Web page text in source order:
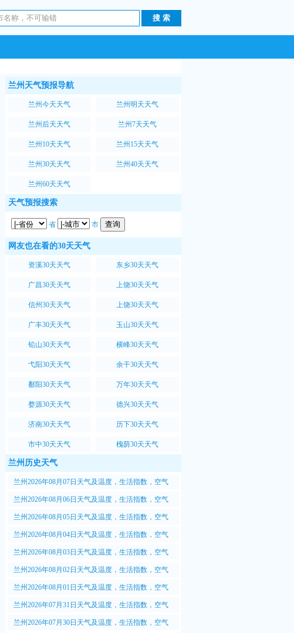
兰州天气预报导航
兰州今天天气 兰州明天天气
兰州后天天气 兰州7天天气
兰州10天天气 兰州15天天气
兰州30天天气 兰州40天天气
兰州60天天气
天气预报搜索
省 市
网友也在看的30天天气
资溪30天天气 东乡30天天气
广昌30天天气 上饶30天天气
信州30天天气 上饶30天天气
广丰30天天气 玉山30天天气
铅山30天天气 横峰30天天气
弋阳30天天气 余干30天天气
鄱阳30天天气 万年30天天气
婺源30天天气 德兴30天天气
济南30天天气 历下30天天气
市中30天天气 槐荫30天天气
兰州历史天气
兰州2026年08月07日天气及温度，生活指数，空气
PM2.5质量情况
兰州2026年08月06日天气及温度，生活指数，空气
PM2.5质量情况
兰州2026年08月05日天气及温度，生活指数，空气
PM2.5质量情况
兰州2026年08月04日天气及温度，生活指数，空气
PM2.5质量情况
兰州2026年08月03日天气及温度，生活指数，空气
PM2.5质量情况
兰州2026年08月02日天气及温度，生活指数，空气
PM2.5质量情况
兰州2026年08月01日天气及温度，生活指数，空气
PM2.5质量情况
兰州2026年07月31日天气及温度，生活指数，空气
PM2.5质量情况
兰州2026年07月30日天气及温度，生活指数，空气